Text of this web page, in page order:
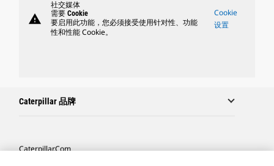
warning
社交媒体
需要 Cookie
要启用此功能，您必须接受使用针对性、功能
性和性能 Cookie。
Cookie
设置
Caterpillar 品牌
Caterpillar.com